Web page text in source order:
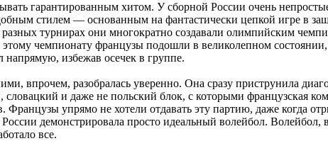
гарантированным хитом. У сборной России очень
стилем — основанным на фантастически цепкой игре в
турнирах они многократно создавали олимпийским
этому чемпионату французы подошли в великолепном
избежав осечек в группе.
впрочем, разобралась уверенно. Она сразу приструнила
и даже не польский блок, с которыми французская
Французы упрямо не хотели отдавать эту партию, даже когда
демонстрировала просто идеальный волейбол. Волейбол,
все.